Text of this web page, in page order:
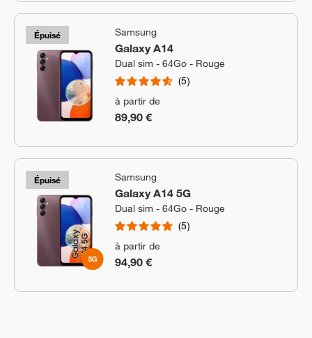
Épuisé Samsung
Galaxy A14
Dual sim - 64Go - Rouge
5
à partir de
89,90 €
Épuisé Samsung
Galaxy A14 5G
Dual sim - 64Go - Rouge
5
à partir de
94,90 €